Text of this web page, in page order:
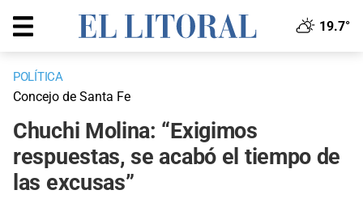
19.7°
POLÍTICA
Concejo de Santa Fe
Chuchi Molina: “Exigimos
respuestas, se acabó el tiempo de
las excusas”